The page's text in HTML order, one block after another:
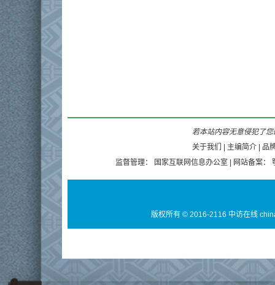
若本站内容无意侵犯了
关于我们
主编简介
品
监督管理：
国家互联网信息办公室 | 网站备案：
版权所有 © 2016-2116 中访在线